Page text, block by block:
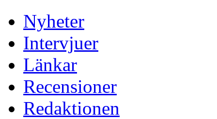
Nyheter
Intervjuer
Länkar
Recensioner
Redaktionen